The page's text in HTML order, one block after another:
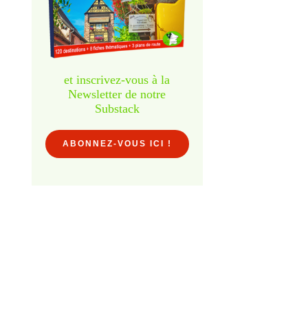
et inscrivez-vous à la
Newsletter de notre
Substack
ABONNEZ-VOUS ICI !